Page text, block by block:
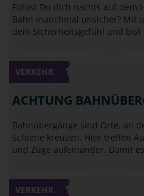
Fühlst Du dich nachts auf dem
Bahn manchmal unsicher? Mit
dein Sicherheitsgefühl und
VERKEHR
ACHTUNG
Bahnübergänge sind Orte, an
Schiene kreuzen. Hier treffen
und Züge aufeinander. Damit
VERKEHR